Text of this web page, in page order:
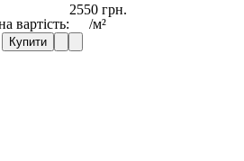
вартість:
2550 грн.
/м²
Купити